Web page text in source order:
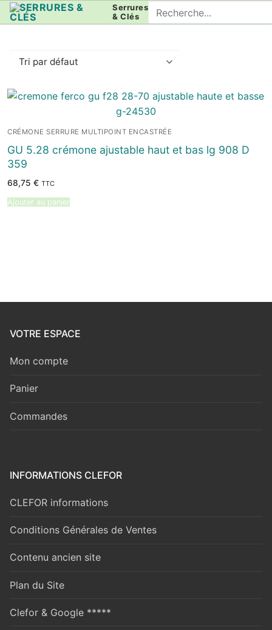
Aller
au
Serrures
& Clés
Rechercher
:
CRÉMONE SERRURE MULTIPOINT ENCASTRÉE
GU 5.28 crémone ajustable haut et bas lg 908 D
359
68,75 € TTC
Ajouter au panier
VOTRE ESPACE
Mon compte
Panier
Commandes
INFORMATIONS CLEFOR
CLEFOR informations
Conditions Générales de Ventes
Contenu ancien site
Plan du Site
Clefor & Google *****